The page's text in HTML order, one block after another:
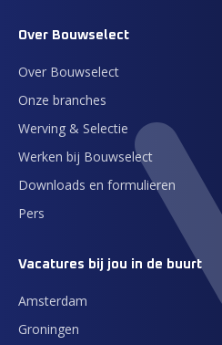
Over Bouwselect
Over Bouwselect
Onze branches
Werving & Selectie
Werken bij Bouwselect
Downloads en formulieren
Pers
Vacatures bij jou in de buurt
Amsterdam
Groningen